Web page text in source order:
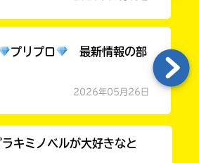
プリプロ
最新情報の部
2026年05月26日
キミノベルが大好きなと